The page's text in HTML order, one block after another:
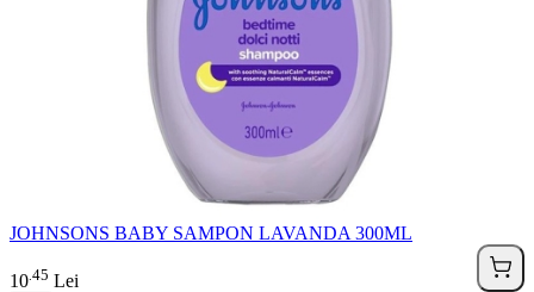
JOHNSONS BABY SAMPON LAVANDA 300ML
10 45 Lei